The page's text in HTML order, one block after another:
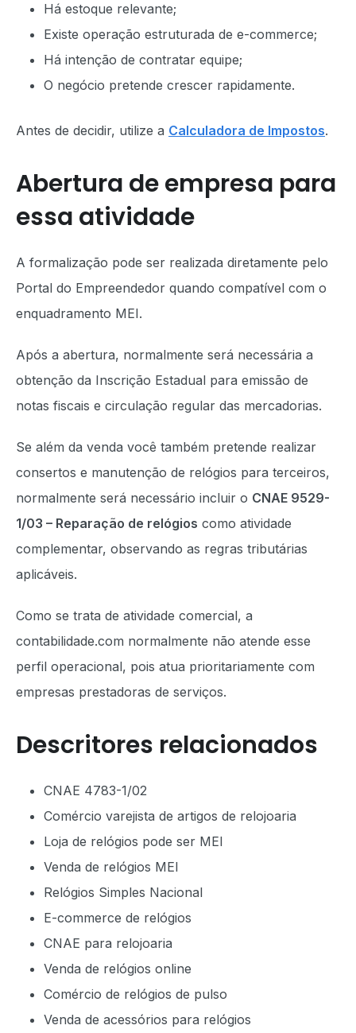
Há estoque relevante;
Existe operação estruturada de e-commerce;
Há intenção de contratar equipe;
O negócio pretende crescer rapidamente.
Antes de decidir, utilize a Calculadora de Impostos.
Abertura de empresa para
essa atividade
A formalização pode ser realizada diretamente pelo
Portal do Empreendedor quando compatível com o
enquadramento MEI.
Após a abertura, normalmente será necessária a
obtenção da Inscrição Estadual para emissão de
notas fiscais e circulação regular das mercadorias.
Se além da venda você também pretende realizar
consertos e manutenção de relógios para terceiros,
normalmente será necessário incluir o CNAE 9529-
1/03 – Reparação de relógios como atividade
complementar, observando as regras tributárias
aplicáveis.
Como se trata de atividade comercial, a
contabilidade.com normalmente não atende esse
perfil operacional, pois atua prioritariamente com
empresas prestadoras de serviços.
Descritores relacionados
CNAE 4783-1/02
Comércio varejista de artigos de relojoaria
Loja de relógios pode ser MEI
Venda de relógios MEI
Relógios Simples Nacional
E-commerce de relógios
CNAE para relojoaria
Venda de relógios online
Comércio de relógios de pulso
Venda de acessórios para relógios